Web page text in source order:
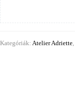
Kategóriák: Atelier Adriette